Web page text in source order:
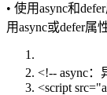
• 使用async和
用async或defer属
<!-- async
<script